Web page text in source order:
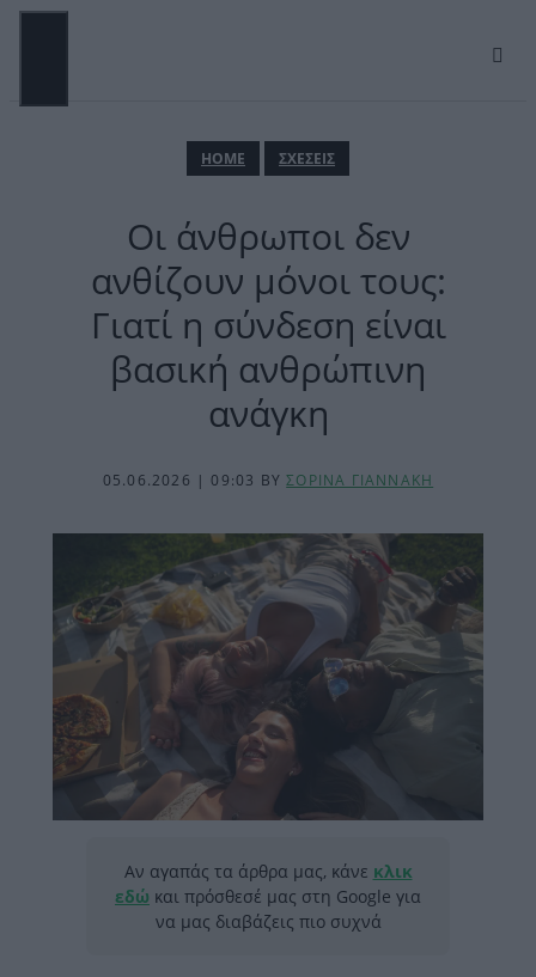
Μετάβαση
ΗΟΜΕ ΣΧΕΣΕΙΣ
Οι άνθρωποι δεν
ανθίζουν μόνοι τους:
Γιατί η σύνδεση είναι
βασική ανθρώπινη
ανάγκη
05.06.2026 | 09:03 BYΣΟΡΙΝΑ ΓΙΑΝΝΑΚΗ
Αν αγαπάς τα άρθρα μας, κάνε κλικ
εδώ και πρόσθεσέ μας στη Google για
να μας διαβάζεις πιο συχνά